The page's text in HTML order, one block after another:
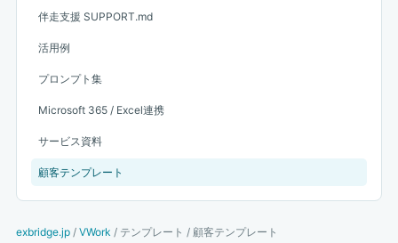
伴走支援 SUPPORT.md
活用例
プロンプト集
Microsoft 365 / Excel連携
サービス資料
顧客テンプレート
exbridge.jp / VWork / テンプレート / 顧客テンプレート